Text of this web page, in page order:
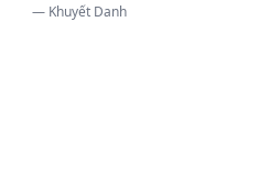
— Khuyết Danh